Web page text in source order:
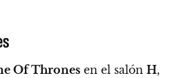
Of Thrones en el salón H,